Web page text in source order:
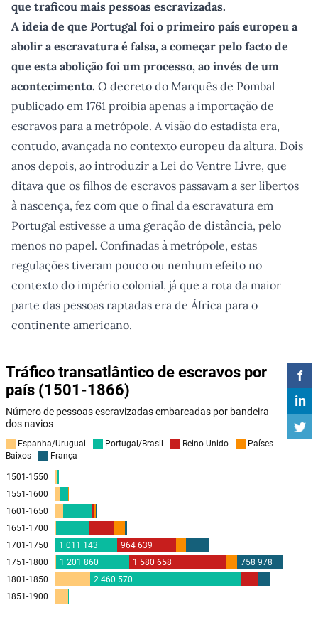
que traficou mais pessoas escravizadas.
A ideia de que Portugal foi o primeiro país europeu a
abolir a escravatura é falsa, a começar pelo facto de
que esta abolição foi um processo, ao invés de um
acontecimento. O decreto do Marquês de Pombal
publicado em 1761 proibia apenas a importação de
escravos para a metrópole. A visão do estadista era,
contudo, avançada no contexto europeu da altura. Dois
anos depois, ao introduzir a Lei do Ventre Livre, que
ditava que os filhos de escravos passavam a ser libertos
à nascença, fez com que o final da escravatura em
Portugal estivesse a uma geração de distância, pelo
menos no papel. Confinadas à metrópole, estas
regulações tiveram pouco ou nenhum efeito no
contexto do império colonial, já que a rota da maior
parte das pessoas raptadas era de África para o
continente americano.